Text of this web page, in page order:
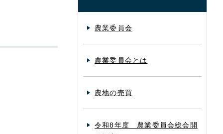
農業委員会
農業委員会とは
農地の売買
令和8年度 農業委員会総会開